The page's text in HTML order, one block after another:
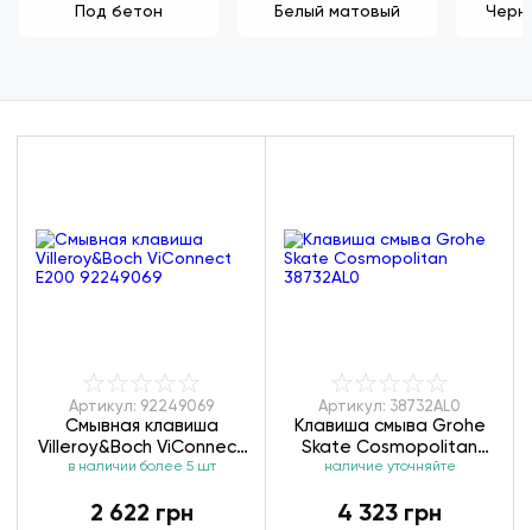
Под бетон Белый матовый
Артикул: 92249069
Смывная клавиша
Villeroy&Boch ViConnect
Е200 92249069
в наличии более 5 шт
2 622 грн
Артикул: 38732AL0
Клавиша смыва Grohe
Skate Cosmopolitan
38732AL0
наличие уточняйте
4 323 грн